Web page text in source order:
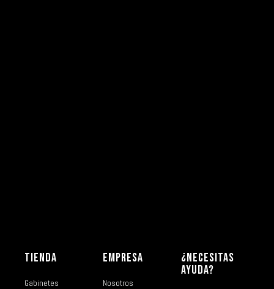
TIENDA
Gabinetes
EMPRESA
Nosotros
¿NECESITAS
AYUDA?